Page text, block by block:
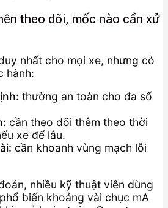
theo dõi, mốc nào cần xử
nhất cho mọi xe, nhưng có
hành:
thường an toàn cho đa số
cần theo dõi thêm theo thời
xe để lâu.
cần khoanh vùng mạch lỗi
nhiều kỹ thuật viên dùng
biến khoảng vài chục mA